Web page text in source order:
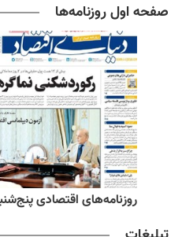
صفحه اول روزنامه‌ها
روزنامه‌های اقتصادی پنج‌شنبه ۱۵ مرداد